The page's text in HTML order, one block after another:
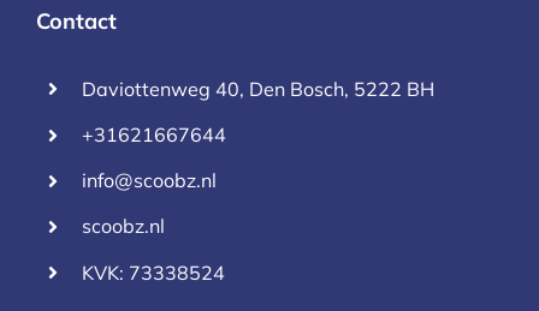
Contact
Daviottenweg 40, Den Bosch, 5222 BH
+31621667644
info@scoobz.nl
scoobz.nl
KVK: 73338524